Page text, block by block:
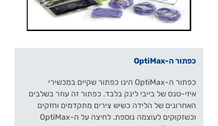
כפתור ה-OptiMax
כפתור ה-OptiMax הינו כפתור שקיים במכשירי
איזי-טנס של בייבי לינק בלבד. כפתור זה עוזר בשלבים
האחרונים של הלידה כשיש צירים מתקדמים וחזקים
וכשזקוקים לעוצמה נוספת. לחיצה על ה-OptiMax